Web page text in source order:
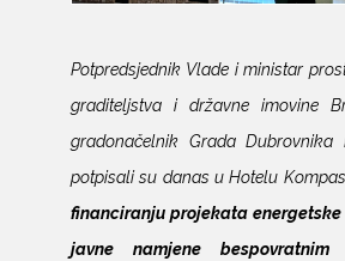
Potpredsjednik Vlade i ministar
graditeljstva i državne imovine
gradonačelnik Grada Dubrovnika
potpisali su danas u Hotelu
financiranju projekata
javne namjene